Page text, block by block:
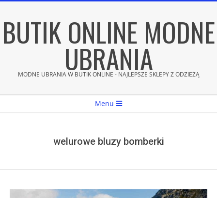
content
BUTIK ONLINE MODNE
UBRANIA
MODNE UBRANIA W BUTIK ONLINE - NAJLEPSZE SKLEPY Z ODZIEŻĄ
Menu
welurowe bluzy bomberki